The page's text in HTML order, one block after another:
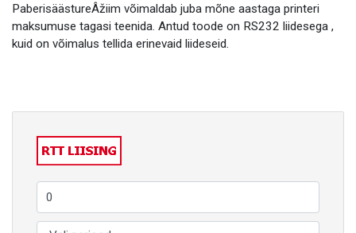
PaberisäästureÂžiim võimaldab juba mõne aastaga printeri
maksumuse tagasi teenida. Antud toode on RS232 liidesega ,
kuid on võimalus tellida erinevaid liideseid.